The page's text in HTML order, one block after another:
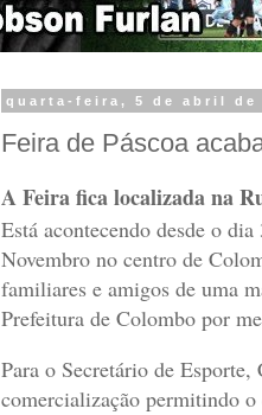
quarta-feira, 5 de abril de
Feira de Páscoa
A Feira fica localizada na
Está acontecendo desde o
Novembro no centro de
familiares e amigos de uma
Prefeitura de Colombo por
Para o Secretário de
comercialização permitindo o